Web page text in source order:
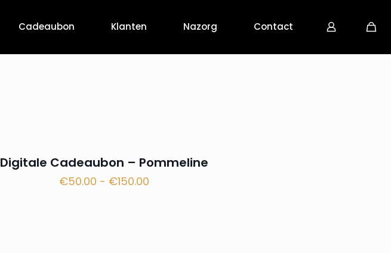
Cadeaubon Klanten Nazorg Contact
Digitale Cadeaubon – Pommeline
€50.00 - €150.00